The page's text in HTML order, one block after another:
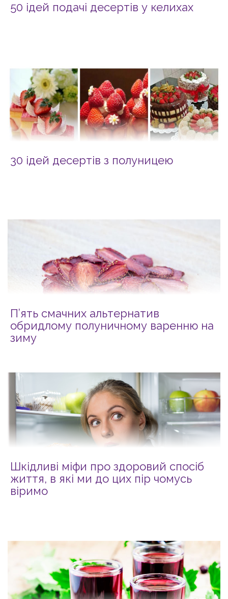
50 ідей подачі десертів у келихах
30 ідей десертів з полуницею
П’ять смачних альтернатив
обридлому полуничному варенню на
зиму
Шкідливі міфи про здоровий спосіб
життя, в які ми до цих пір чомусь
віримо